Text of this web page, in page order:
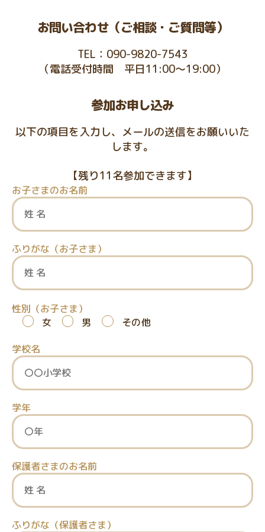
お問い合わせ（ご相談・ご質問等）
TEL：090-9820-7543
（電話受付時間 平日11:00～19:00）
参加お申し込み
以下の項目を入力し、メールの送信をお願いいた
します。
【残り11名参加できます】
お子さまのお名前
ふりがな（お子さま）
性別（お子さま）
女
男 その他
学校名
学年
保護者さまのお名前
ふりがな（保護者さま）